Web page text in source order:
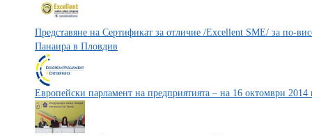
Представяне на Сертификат за отличие /Excellent SME/ за по-
Панаира в Пловдив
Европейски парламент на предприятията – на 16 октомври 2014